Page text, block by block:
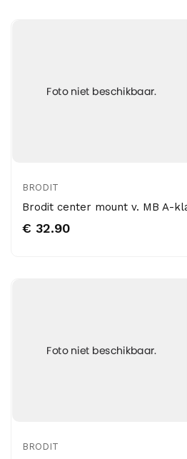
BRODIT
Brodit center mount v. MB A-
€ 32.90
BRODIT